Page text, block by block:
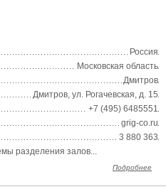
Россия
Московская область
Дмитров
Дмитров, ул. Рогачевская, д. 15
+7 (495) 6485551
grig-co.ru
3 880 363
разделения залов...
Подробнее